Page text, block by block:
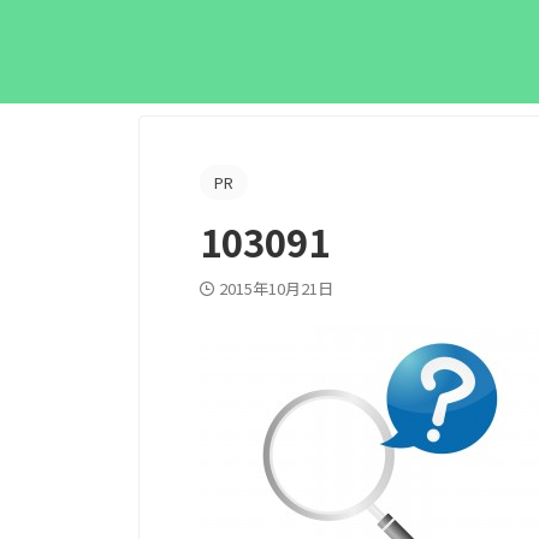
PR
103091
2015年10月21日